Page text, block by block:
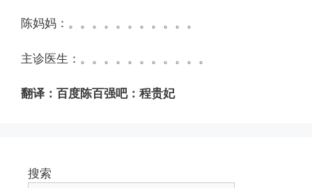
陈妈妈：。。。。。。。。。。。
主诊医生：。。。。。。。。。。。
翻译：百度陈百强吧：程贵妃
搜索